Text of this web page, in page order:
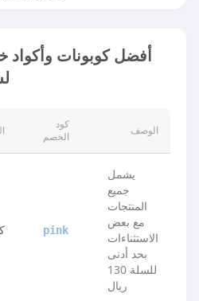
أفضل كوبونات وأكواد
كود
الخصم
الوصف
pink
يشمل
جميع
المنتجات
مع بعض
الاستثناءات
بحد أدنى
للسلة 130
ريال